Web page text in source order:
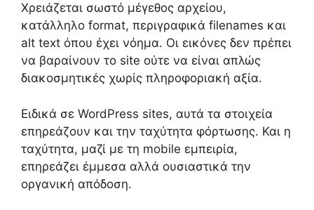
Χρειάζεται σωστό μέγεθος αρχείου,
κατάλληλο format, περιγραφικά filenames και
alt text όπου έχει νόημα. Οι εικόνες δεν πρέπει
να βαραίνουν το site ούτε να είναι απλώς
διακοσμητικές χωρίς πληροφοριακή αξία.
Ειδικά σε WordPress sites, αυτά τα στοιχεία
επηρεάζουν και την ταχύτητα φόρτωσης. Και η
ταχύτητα, μαζί με τη mobile εμπειρία,
επηρεάζει έμμεσα αλλά ουσιαστικά την
οργανική απόδοση.